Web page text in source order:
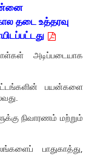
தடை உத்தரவு
அடிப்படையாக
பயன்களை
நிவாரணம் மற்றும்
பாதுகாத்து,